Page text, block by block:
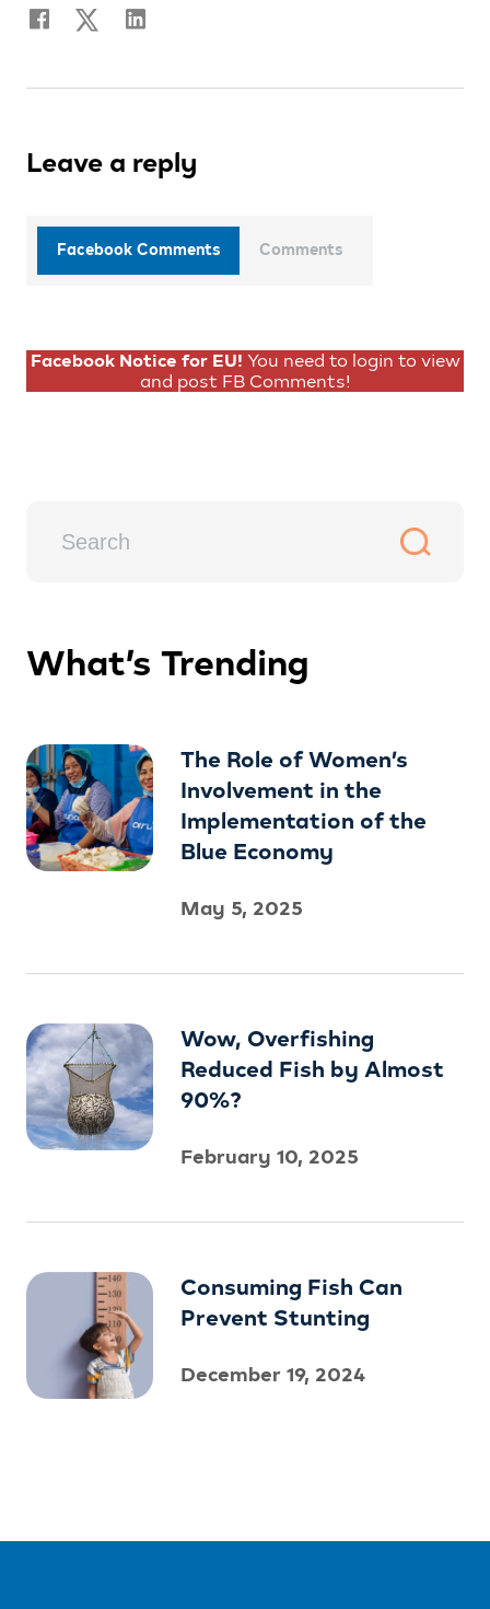
Leave a reply
Facebook Comments Comments
Facebook Notice for EU! You need to login to view
and post FB Comments!
What’s Trending
The Role of Women’s
Involvement in the
Implementation of the
Blue Economy
May 5, 2025
Wow, Overfishing
Reduced Fish by Almost
90%?
February 10, 2025
Consuming Fish Can
Prevent Stunting
December 19, 2024